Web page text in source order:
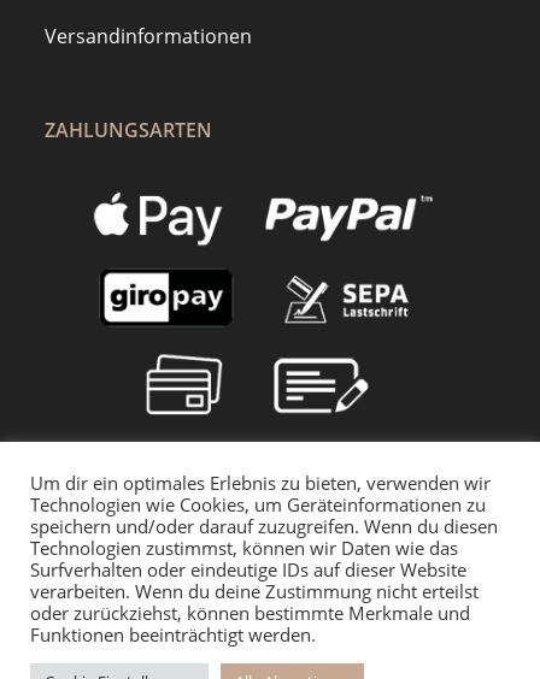
Versandinformationen
ZAHLUNGSARTEN
Um dir ein optimales Erlebnis zu bieten, verwenden wir
Technologien wie Cookies, um Geräteinformationen zu
speichern und/oder darauf zuzugreifen. Wenn du diesen
Technologien zustimmst, können wir Daten wie das
Surfverhalten oder eindeutige IDs auf dieser Website
verarbeiten. Wenn du deine Zustimmung nicht erteilst
oder zurückziehst, können bestimmte Merkmale und
Funktionen beeinträchtigt werden.